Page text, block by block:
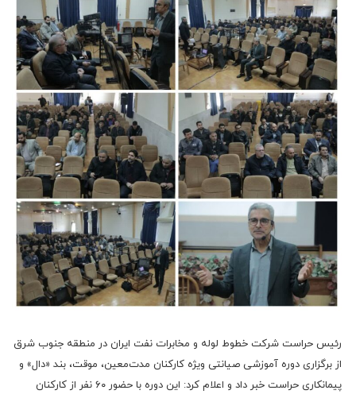
رئیس حراست شرکت خطوط لوله و مخابرات نفت ایران در منطقه جنوب شرق
از برگزاری دوره آموزشی صیانتی ویژه کارکنان مدت‌معین، موقت، بند «دال» و
پیمانکاری حراست خبر داد و اعلام کرد: این دوره با حضور ۶۰ نفر از کارکنان